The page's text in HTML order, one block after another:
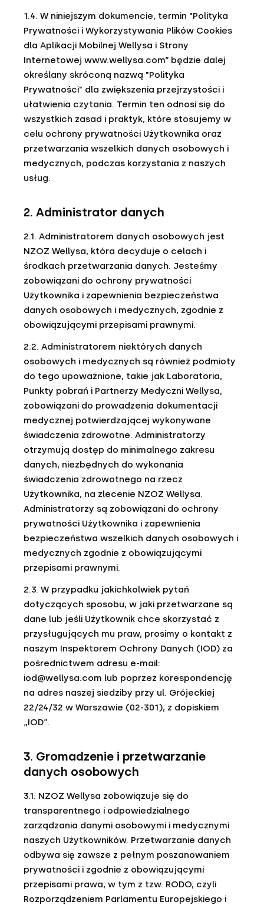
1.4. W niniejszym dokumencie, termin "Polityka
Prywatności i Wykorzystywania Plików Cookies
dla Aplikacji Mobilnej Wellysa i Strony
Internetowej www.wellysa.com” będzie dalej
określany skróconą nazwą "Polityka
Prywatności" dla zwiększenia przejrzystości i
ułatwienia czytania. Termin ten odnosi się do
wszystkich zasad i praktyk, które stosujemy w
celu ochrony prywatności Użytkownika oraz
przetwarzania wszelkich danych osobowych i
medycznych, podczas korzystania z naszych
usług.
2. Administrator danych
2.1. Administratorem danych osobowych jest
NZOZ Wellysa, która decyduje o celach i
środkach przetwarzania danych. Jesteśmy
zobowiązani do ochrony prywatności
Użytkownika i zapewnienia bezpieczeństwa
danych osobowych i medycznych, zgodnie z
obowiązującymi przepisami prawnymi.
2.2. Administratorem niektórych danych
osobowych i medycznych są również podmioty
do tego upoważnione, takie jak Laboratoria,
Punkty pobrań i Partnerzy Medyczni Wellysa,
zobowiązani do prowadzenia dokumentacji
medycznej potwierdzającej wykonywane
świadczenia zdrowotne. Administratorzy
otrzymują dostęp do minimalnego zakresu
danych, niezbędnych do wykonania
świadczenia zdrowotnego na rzecz
Użytkownika, na zlecenie NZOZ Wellysa.
Administratorzy są zobowiązani do ochrony
prywatności Użytkownika i zapewnienia
bezpieczeństwa wszelkich danych osobowych i
medycznych zgodnie z obowiązującymi
przepisami prawnymi.
2.3. W przypadku jakichkolwiek pytań
dotyczących sposobu, w jaki przetwarzane są
dane lub jeśli Użytkownik chce skorzystać z
przysługujących mu praw, prosimy o kontakt z
naszym Inspektorem Ochrony Danych (IOD) za
pośrednictwem adresu e-mail:
iod@wellysa.com lub poprzez korespondencję
na adres naszej siedziby przy ul. Grójeckiej
22/24/32 w Warszawie (02-301), z dopiskiem
„IOD”.
3. Gromadzenie i przetwarzanie
danych osobowych
3.1. NZOZ Wellysa zobowiązuje się do
transparentnego i odpowiedzialnego
zarządzania danymi osobowymi i medycznymi
naszych Użytkowników. Przetwarzanie danych
odbywa się zawsze z pełnym poszanowaniem
prywatności i zgodnie z obowiązującymi
przepisami prawa, w tym z tzw. RODO, czyli
Rozporządzeniem Parlamentu Europejskiego i